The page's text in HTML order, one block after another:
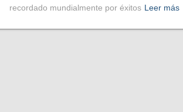
recordado mundialmente por éxitos Leer más